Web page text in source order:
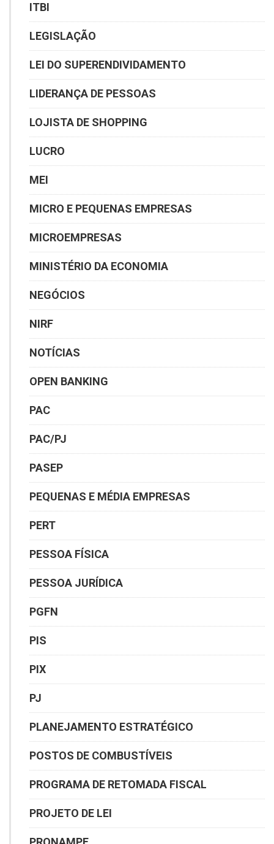
ITBI
LEGISLAÇÃO
LEI DO SUPERENDIVIDAMENTO
LIDERANÇA DE PESSOAS
LOJISTA DE SHOPPING
LUCRO
MEI
MICRO E PEQUENAS EMPRESAS
MICROEMPRESAS
MINISTÉRIO DA ECONOMIA
NEGÓCIOS
NIRF
NOTÍCIAS
OPEN BANKING
PAC
PAC/PJ
PASEP
PEQUENAS E MÉDIA EMPRESAS
PERT
PESSOA FÍSICA
PESSOA JURÍDICA
PGFN
PIS
PIX
PJ
PLANEJAMENTO ESTRATÉGICO
POSTOS DE COMBUSTÍVEIS
PROGRAMA DE RETOMADA FISCAL
PROJETO DE LEI